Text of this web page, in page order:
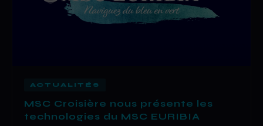
ACTUALITÉS
MSC Croisière nous présente les
technologies du MSC EURIBIA